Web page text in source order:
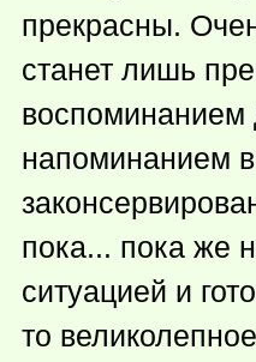
прекрасны.
станет лишь
напоминанием
пока... пока же
ситуацией и
то